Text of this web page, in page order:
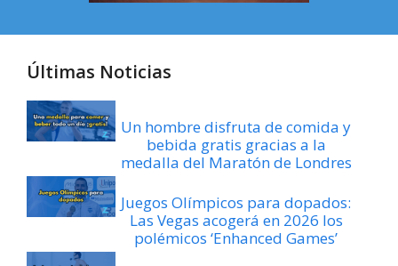
Últimas Noticias
Un hombre disfruta de comida y
bebida gratis gracias a la
medalla del Maratón de Londres
Juegos Olímpicos para dopados:
Las Vegas acogerá en 2026 los
polémicos ‘Enhanced Games’